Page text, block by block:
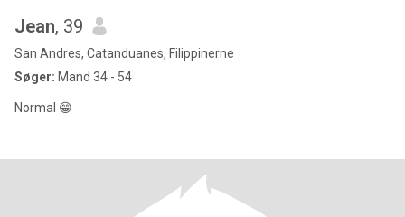
Jean, 39
San Andres, Catanduanes, Filippinerne
Søger: Mand 34 - 54
Normal 😁